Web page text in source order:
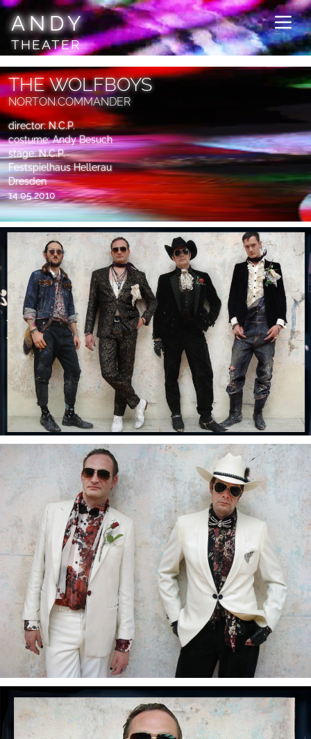
ANDY
THEATER
THE WOLFBOYS
NORTON.COMMANDER
director: N.C.P.
costume: Andy Besuch
stage: N.C.P.
Festspielhaus Hellerau
Dresden
14.05.2010